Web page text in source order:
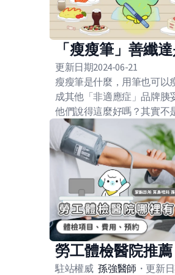
「瘦瘦筆」善纖
更新日期2024-06-21
瘦瘦筆是什麼，用筆也可以
成其他「非適應症」品牌胰
他們說得這麼好嗎？其實不
勞工體檢醫院推
駐站權威 孫強醫師 ・更新